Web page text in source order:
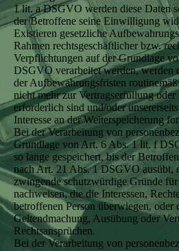
1 lit. a DSGVO werden diese Daten
der Betroffene seine Einwilligung
Existieren gesetzliche
Rahmen rechtsgeschäftlicher bzw.
Verpflichtungen auf der Grundlage
DSGVO verarbeitet werden, werden
der Aufbewahrungsfristen
nicht mehr zur Vertragserfüllung oder
erforderlich sind und/oder
Interesse an der Weiterspeicherung
Bei der Verarbeitung von
Grundlage von Art. 6 Abs. 1 lit. f
so lange gespeichert, bis der
nach Art. 21 Abs. 1 DSGVO ausübt,
zwingende schutzwürdige Gründe
nachweisen, die die Interessen,
betroffenen Person überwiegen, oder
Geltendmachung, Ausübung oder
Rechtsansprüchen.
Bei der Verarbeitung von